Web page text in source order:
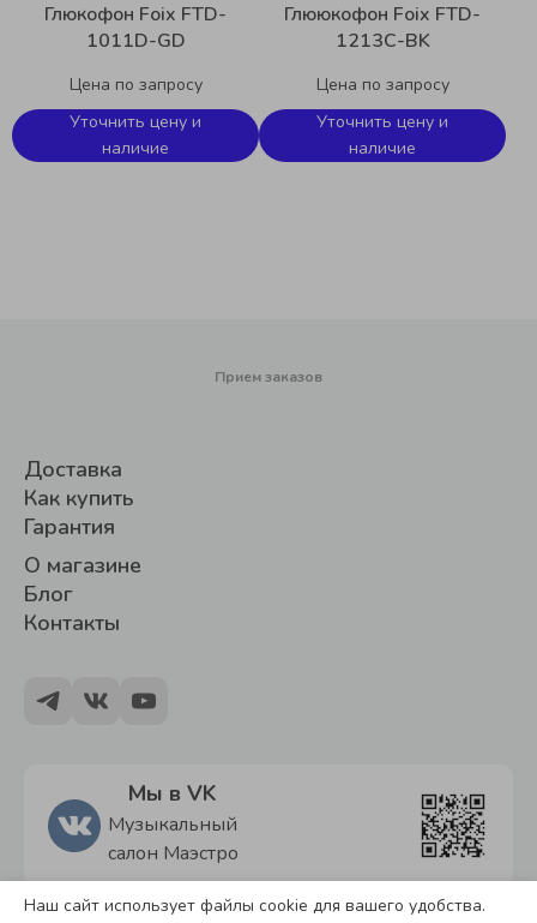
Глюкофон Foix FTD-
1011D-GD
Цена по запросу
Уточнить цену и
наличие
Глююкофон Foix FTD-
1213C-BK
Цена по запросу
Уточнить цену и
наличие
Доставка
Как купить
Гарантия
О магазине
Блог
Контакты
Прием заказов
Мы в VK
Музыкальный
салон Маэстро
Наш сайт использует файлы cookie для вашего удобства.